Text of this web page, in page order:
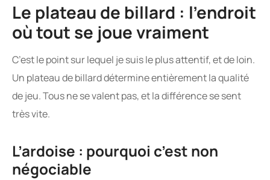
Le plateau de billard : l’endroit
où tout se joue vraiment
C’est le point sur lequel je suis le plus attentif, et de loin.
Un plateau de billard détermine entièrement la qualité
de jeu. Tous ne se valent pas, et la différence se sent
très vite.
L’ardoise : pourquoi c’est non
négociable